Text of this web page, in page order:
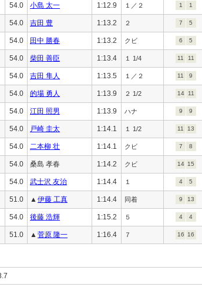
54.0 小島 太一 1:12.9 １／２ 1 1
54.0 吉田 豊 1:13.2 ２ 7 5
54.0 田中 勝春 1:13.2 クビ 6 5
54.0 柴田 善臣 1:13.4 １ 1/4 11 11
54.0 吉田 隼人 1:13.5 １／２ 11 9
54.0 的場 勇人 1:13.9 ２ 1/2 14 11
54.0 江田 照男 1:13.9 ハナ 9 9
54.0 戸崎 圭太 1:14.1 １ 1/2 11 13
54.0 二本柳 壮 1:14.1 クビ 7 8
54.0 桑島 孝春 1:14.2 クビ 14 15
54.0 武士沢 友治 1:14.4 １ 4 5
51.0 ▲ 伊藤 工真 1:14.4 同着 9 13
54.0 後藤 浩輝 1:15.2 ５ 4 4
51.0 ▲ 菅原 隆一 1:16.4 ７ 16 16